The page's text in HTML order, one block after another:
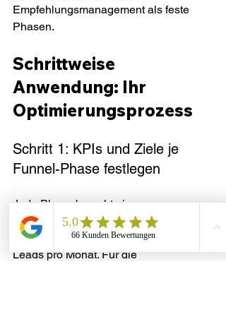
Empfehlungsmanagement als feste
Phasen.
Schrittweise
Anwendung: Ihr
Optimierungsprozess
Schritt 1: KPIs und Ziele je
Funnel-Phase festlegen
Jede Phase braucht eigene
Kennzahlen. Definieren Sie für die
Awareness-Phase die Anzahl neuer
Leads pro Monat. Für die